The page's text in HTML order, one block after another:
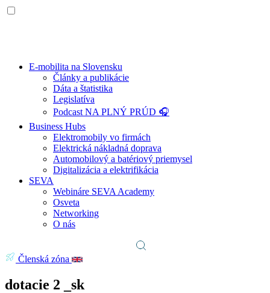
E-mobilita na Slovensku
Články a publikácie
Dáta a štatistika
Legislatíva
Podcast NA PLNÝ PRÚD 🎧
Business Hubs
Elektromobily vo firmách
Elektrická nákladná doprava
Automobilový a batériový priemysel
Digitalizácia a elektrifikácia
SEVA
Webináre SEVA Academy
Osveta
Networking
O nás
Členská zóna
dotacie 2 _sk